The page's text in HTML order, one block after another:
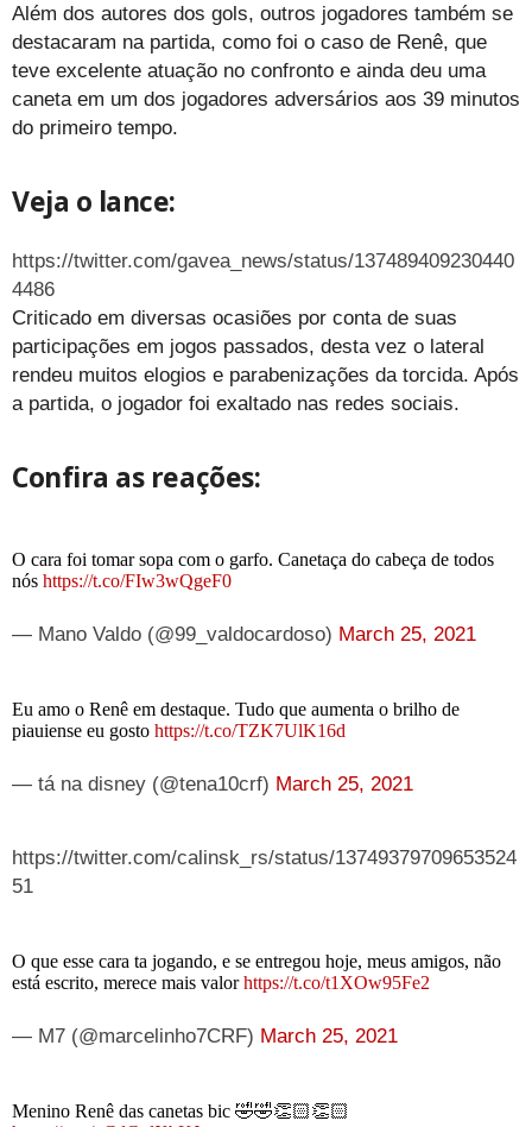
Além dos autores dos gols, outros jogadores também se
destacaram na partida, como foi o caso de Renê, que
teve excelente atuação no confronto e ainda deu uma
caneta em um dos jogadores adversários aos 39 minutos
do primeiro tempo.
Veja o lance:
https://twitter.com/gavea_news/status/137489409230440
4486
Criticado em diversas ocasiões por conta de suas
participações em jogos passados, desta vez o lateral
rendeu muitos elogios e parabenizações da torcida. Após
a partida, o jogador foi exaltado nas redes sociais.
Confira as reações:
O cara foi tomar sopa com o garfo. Canetaça do cabeça de todos
nós https://t.co/FIw3wQgeF0
— Mano Valdo (@99_valdocardoso) March 25, 2021
Eu amo o Renê em destaque. Tudo que aumenta o brilho de
piauiense eu gosto https://t.co/TZK7UlK16d
— tá na disney (@tena10crf) March 25, 2021
https://twitter.com/calinsk_rs/status/13749379709653524
51
O que esse cara ta jogando, e se entregou hoje, meus amigos, não
está escrito, merece mais valorhttps://t.co/t1XOw95Fe2
— M7 (@marcelinho7CRF) March 25, 2021
Menino Renê das canetas bic 🤣🤣👏🏻👏🏻